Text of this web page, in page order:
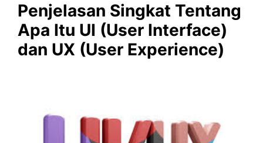
Penjelasan Singkat Tentang
Apa Itu UI (User Interface)
dan UX (User Experience)